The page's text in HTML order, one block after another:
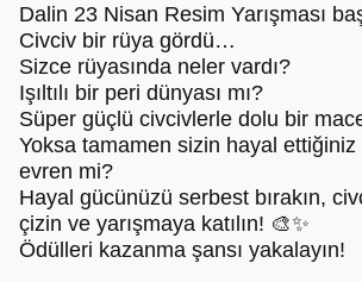
Dalin 23 Nisan Resim Yarışması
Civciv bir rüya gördü…
Sizce rüyasında neler vardı?
Işıltılı bir peri dünyası mı?
Süper güçlü civcivlerle dolu bir
Yoksa tamamen sizin hayal
evren mi?
Hayal gücünüzü serbest bırakın,
çizin ve yarışmaya katılın! 🎨✨
Ödülleri kazanma şansı yakalayın!